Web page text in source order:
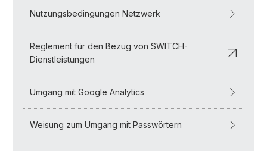
Nutzungsbedingungen Netzwerk
Reglement für den Bezug von SWITCH-
Dienstleistungen
Umgang mit Google Analytics
Weisung zum Umgang mit Passwörtern